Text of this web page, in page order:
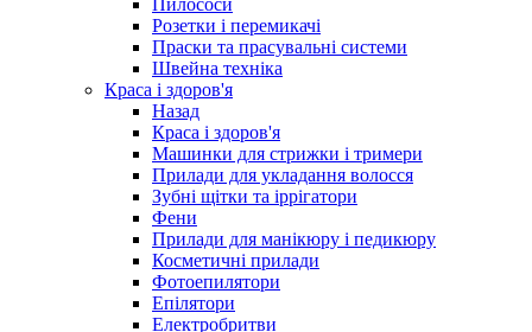
Пилососи
Розетки і перемикачі
Праски та прасувальні системи
Швейна техніка
Краса і здоров'я
Назад
Краса і здоров'я
Машинки для стрижки і тримери
Прилади для укладання волосся
Зубні щітки та іррігатори
Фени
Прилади для манікюру і педикюру
Косметичні прилади
Фотоепилятори
Епілятори
Електробритви